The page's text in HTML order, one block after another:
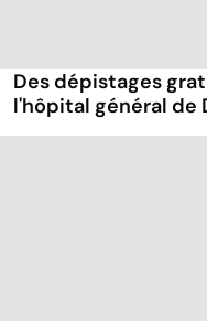
Des dépistages
l'hôpital général de